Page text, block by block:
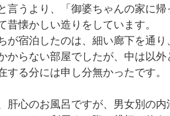
言うより、「御婆ちゃんの家に
昔懐かしい造りをしています。
が宿泊したのは、細い廊下を通り
からない部屋でしたが、中は以
する分には申し分無かったです。
肝心のお風呂ですが、男女別の